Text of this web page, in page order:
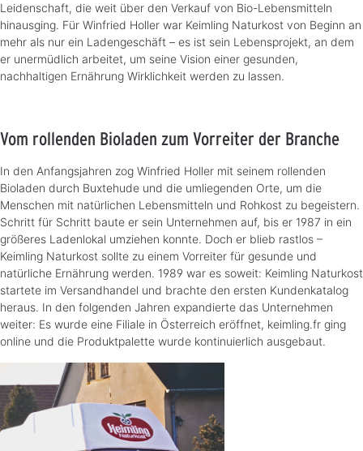
Leidenschaft, die weit über den Verkauf von Bio-Lebensmitteln
hinausging. Für Winfried Holler war Keimling Naturkost von Beginn an
mehr als nur ein Ladengeschäft – es ist sein Lebensprojekt, an dem
er unermüdlich arbeitet, um seine Vision einer gesunden,
nachhaltigen Ernährung Wirklichkeit werden zu lassen.
Vom rollenden Bioladen zum Vorreiter der Branche
In den Anfangsjahren zog Winfried Holler mit seinem rollenden
Bioladen durch Buxtehude und die umliegenden Orte, um die
Menschen mit natürlichen Lebensmitteln und Rohkost zu begeistern.
Schritt für Schritt baute er sein Unternehmen auf, bis er 1987 in ein
größeres Ladenlokal umziehen konnte. Doch er blieb rastlos –
Keimling Naturkost sollte zu einem Vorreiter für gesunde und
natürliche Ernährung werden. 1989 war es soweit: Keimling Naturkost
startete im Versandhandel und brachte den ersten Kundenkatalog
heraus. In den folgenden Jahren expandierte das Unternehmen
weiter: Es wurde eine Filiale in Österreich eröffnet, keimling.fr ging
online und die Produktpalette wurde kontinuierlich ausgebaut.